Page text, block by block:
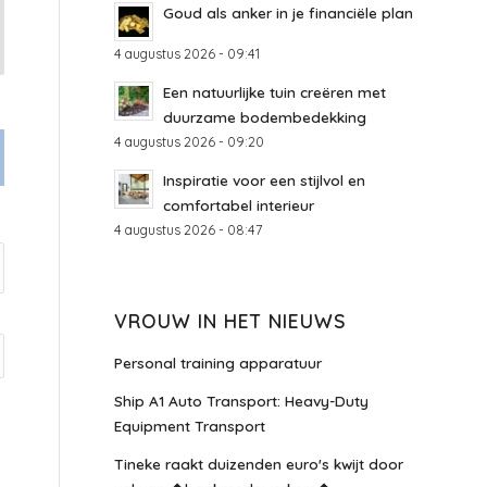
Goud als anker in je financiële plan
4 augustus 2026 - 09:41
Een natuurlijke tuin creëren met
duurzame bodembedekking
4 augustus 2026 - 09:20
Inspiratie voor een stijlvol en
comfortabel interieur
4 augustus 2026 - 08:47
VROUW IN HET NIEUWS
Personal training apparatuur
Ship A1 Auto Transport: Heavy-Duty
Equipment Transport
Tineke raakt duizenden euro's kwijt door